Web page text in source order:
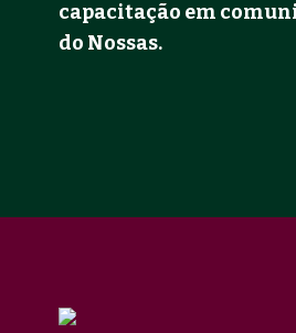
capacitação em
do Nossas.